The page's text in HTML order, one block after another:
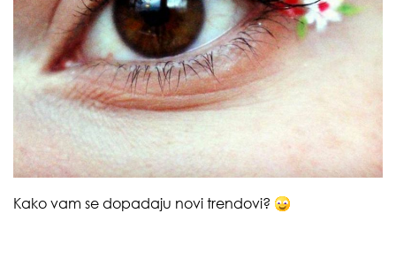
Kako vam se dopadaju novi trendovi?